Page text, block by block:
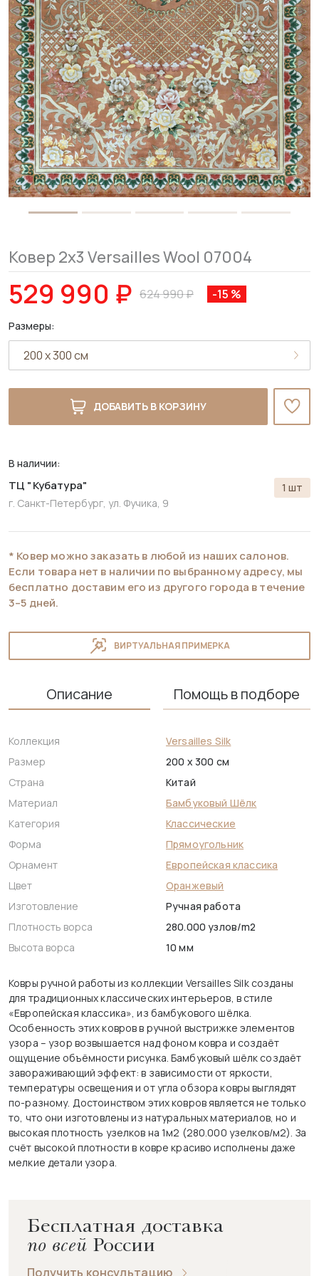
Ковер 2x3 Versailles Wool 07004
529 990 ₽ 624 990 ₽ -15 %
Размеры:
ДОБАВИТЬ В КОРЗИНУ
В наличии:
ТЦ "Кубатура"
г. Санкт-Петербург, ул. Фучика, 9
1 шт
* Ковер можно заказать в любой из наших салонов.
Если товара нет в наличии по выбранному адресу, мы
бесплатно доставим его из другого города в течение
3–5 дней.
ВИРТУАЛЬНАЯ ПРИМЕРКА
Описание Помощь в подборе
Коллекция
Versailles Silk
Размер
200 x 300 см
Страна
Китай
Материал
Бамбуковый Шёлк
Категория
Классические
Форма
Прямоугольник
Орнамент
Европейская классика
Цвет
Оранжевый
Изготовление
Ручная работа
Плотность ворса
280.000 узлов/m2
Высота ворса
10 мм
Ковры ручной работы из коллекции Versailles Silk созданы
для традиционных классических интерьеров, в стиле
«Европейская классика», из бамбукового шёлка.
Особенность этих ковров в ручной выстрижке элементов
узора – узор возвышается над фоном ковра и создаёт
ощущение объёмности рисунка. Бамбуковый шёлк создаёт
завораживающий эффект: в зависимости от яркости,
температуры освещения и от угла обзора ковры выглядят
по-разному. Достоинством этих ковров является не только
то, что они изготовлены из натуральных материалов, но и
высокая плотность узелков на 1м2 (280.000 узелков/м2). За
счёт высокой плотности в ковре красиво исполнены даже
мелкие детали узора.
Бесплатная доставка
по всей России
Получить консультацию